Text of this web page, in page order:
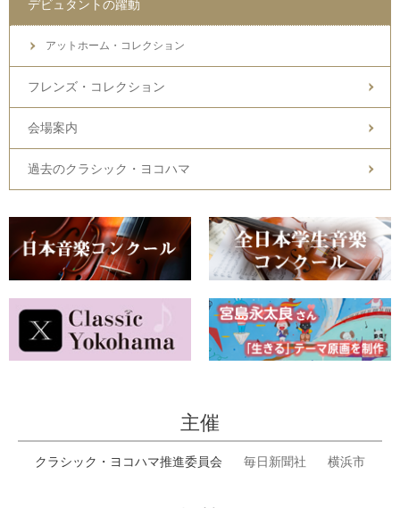
デビュタントの躍動
アットホーム・コレクション
フレンズ・コレクション
会場案内
過去のクラシック・ヨコハマ
主催
クラシック・ヨコハマ推進委員会 毎日新聞社 横浜市